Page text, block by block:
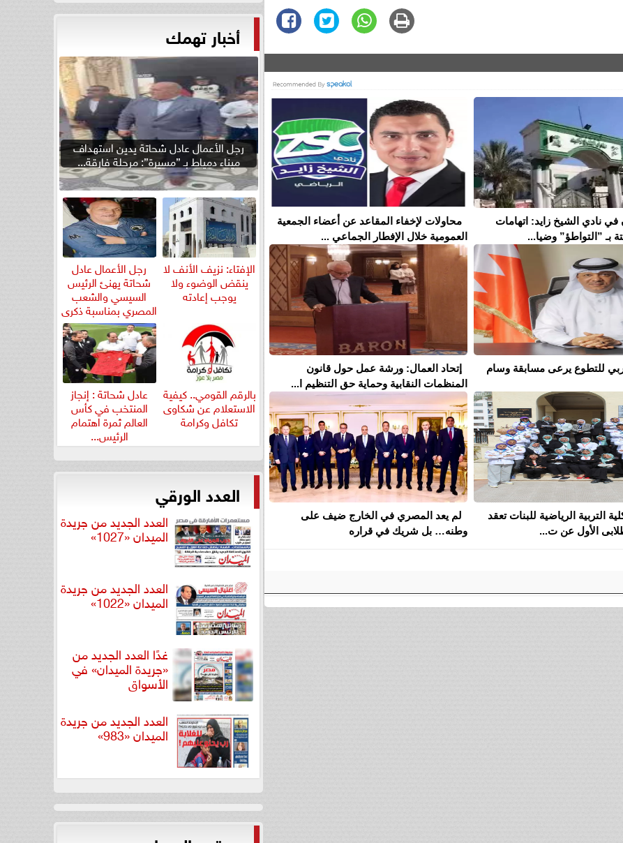
في نادي الشيخ زايد: اتهامات
بـ ”التواطؤ” وضيا...
محاولات لإخفاء المقاعد عن أعضاء الجمعية
العمومية خلال الإفطار الجماعي ...
للتطوع يرعى مسابقة وسام
إتحاد العمال: ورشة عمل حول قانون
المنظمات النقابية وحماية حق التنظيم ا...
التربية الرياضية للبنات تعقد
الأول عن ت...
لم يعد المصري في الخارج ضيف على
وطنه… بل شريك في قراره
أخبار تهمك
رجل الأعمال عادل شحاتة يدين استهداف
ميناء دمياط بـ ”مسيرة”: مرحلة فارقة...
الإفتاء: نزيف الأنف لا
ينقض الوضوء ولا
يوجب إعادته
رجل الأعمال عادل
شحاتة يهنئ الرئيس
السيسي والشعب
المصري بمناسبة ذكرى
ثورة...
بالرقم القومي.. كيفية
الاستعلام عن شكاوى
تكافل وكرامة
عادل شحاتة : إنجاز
المنتخب في كأس
العالم ثمرة اهتمام
الرئيس...
العدد الورقي
العدد الجديد من جريدة
الميدان «1027»
العدد الجديد من جريدة
الميدان «1022»
غدًا العدد الجديد من
«جريدة الميدان» في
الأسواق
العدد الجديد من جريدة
الميدان «983»